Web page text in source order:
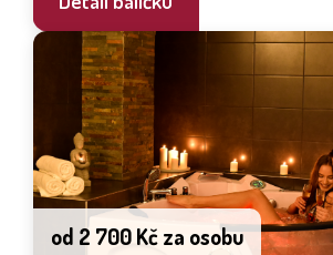
od 2 700 Kč za osobu